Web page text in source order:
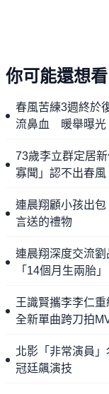
你可能還想看
春風苦練3週終於
流鼻血 暖舉曝光
73歲李立群定居
寡聞」認不出春風
連晨翔顧小孩出
言送的禮物
連晨翔深度交流
「14個月生兩胎」
王識賢攜李李仁
全新單曲跨刀拍
北影「非常演員
冠廷飆演技